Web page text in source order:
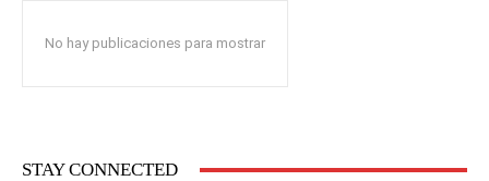
No hay publicaciones para mostrar
STAY CONNECTED